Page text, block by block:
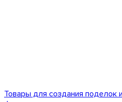
Товары для создания поделок